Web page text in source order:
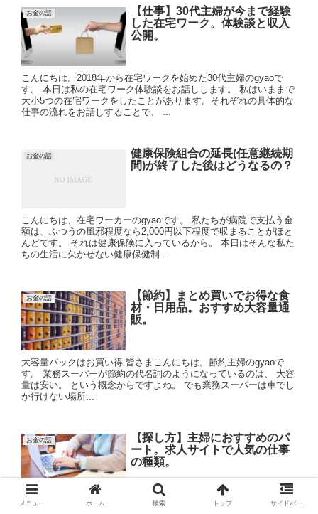
お金の話
【仕事】30代主婦が今まで経験
した在宅ワーク。体験談と収入
公開。
こんにちは。2018年から在宅ワークを始めた30代主婦のgyaoで
す。 本日は私の在宅ワーク体験談をお話しします。 私はいままで
大小5つの在宅ワークをしたことがあります。それぞれの具体的な
仕事の流れをお話しすることで、 ...
お金の話
健康保険組合の延長(任意継続期
間)が終了した後はどうなるの？
こんにちは、在宅ワーカーのgyaoです。 私たちが病院で支払う金
額は、ふつうの風邪程度なら2,000円以下程度で収まることがほと
んどです。 それは健康保険に入っているから。 本日はそんな私た
ちの生活に欠かせない健康保健制...
お金の話
【節約】まとめ買いでお得な食
材・日用品。おすすめ大容量通
販。
大容量パックはお買い得 皆さまこんにちは。節約主婦のgyaoで
す。 業務スーパーが節約の代名詞のようになっているのは、 大容
量は安い。 という概念からですよね。 でも業務スーパーは車でし
か行けない場所...
お金の話
【探し方】主婦におすすめのパ
ート。求人サイトで人気の仕事
の種類。
家事と両立できる、主婦の働き方とは？ こんにちは、30代インド
メニュー ホーム 検索 トップ サイドバー